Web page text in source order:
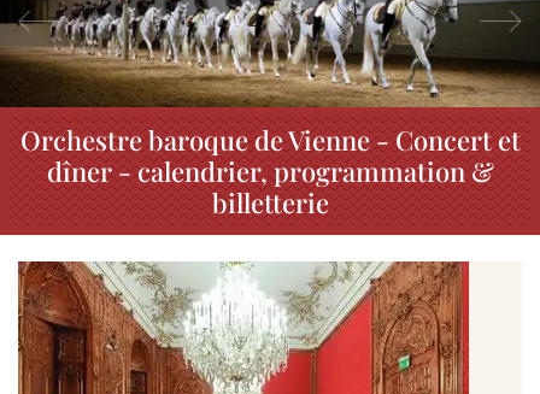
Précédent
Orchestre baroque de Vienne - Concert et
dîner - calendrier, programmation &
billetterie